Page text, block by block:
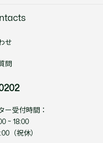
せ
問
ー受付時間：
~ 18:00
（祝休）